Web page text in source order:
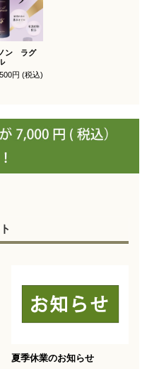
ン ラグ
円 (税込)